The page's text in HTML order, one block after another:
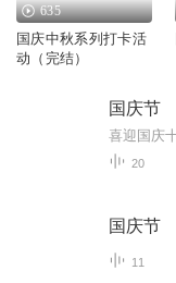
635
国庆中秋系列打卡活
动（完结）
国庆节
20
国庆节
11